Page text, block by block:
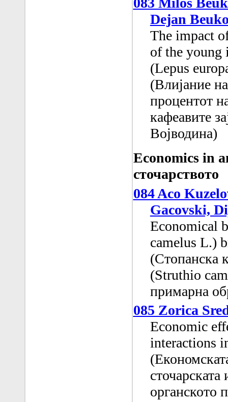
Dejan
The impact
of the young
(Lepus
(Влијание
процентот
кафеавите
Војводина)
Economics in
сточарството
084 Aco
Gacovski,
Economical
camelus L.)
(Стопанска
(Struthio
примарна
085 Zorica
Economic
interactions
органското